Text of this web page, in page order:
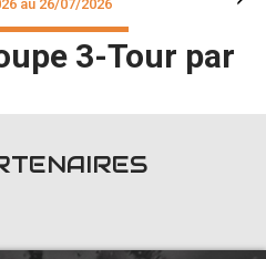
au 26/07/2026
3-Tour par